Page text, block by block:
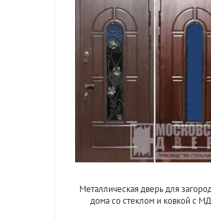
Металлическая дверь для
дома со стеклом и ковкой с